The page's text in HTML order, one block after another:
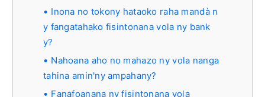
Inona no tokony hataoko raha mandà n
y fangatahako fisintonana vola ny bank
y?
Nahoana aho no mahazo ny vola nanga
tahina amin'ny ampahany?
Fanafoanana ny fisintonana vola